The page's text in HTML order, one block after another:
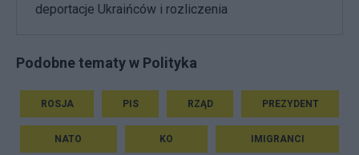
deportacje Ukraińców i rozliczenia
Podobne tematy w Polityka
ROSJA PIS RZĄD PREZYDENT
NATO KO IMIGRANCI